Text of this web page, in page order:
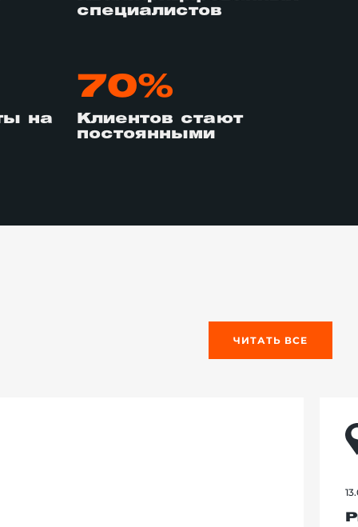
специалистов
на
70%
Клиентов стают
постоянными
ЧИТАТЬ ВСЕ